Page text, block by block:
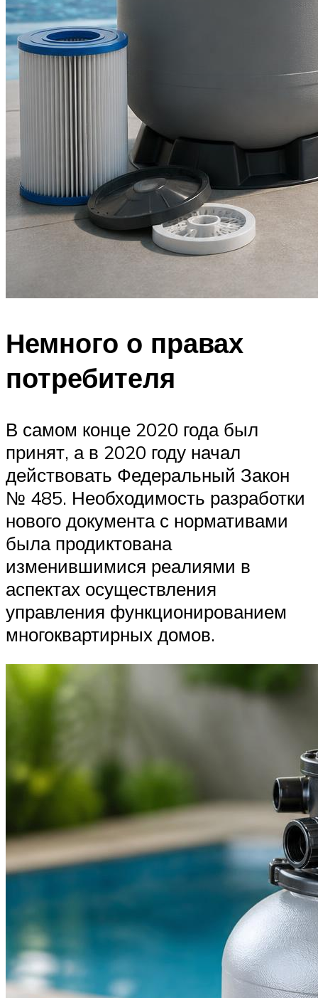
Немного о правах
потребителя
В самом конце 2020 года был
принят, а в 2020 году начал
действовать Федеральный Закон
№ 485. Необходимость разработки
нового документа с нормативами
была продиктована
изменившимися реалиями в
аспектах осуществления
управления функционированием
многоквартирных домов.